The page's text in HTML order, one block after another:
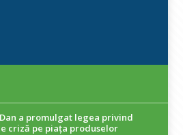
a promulgat legea privind
criză pe piaţa produselor